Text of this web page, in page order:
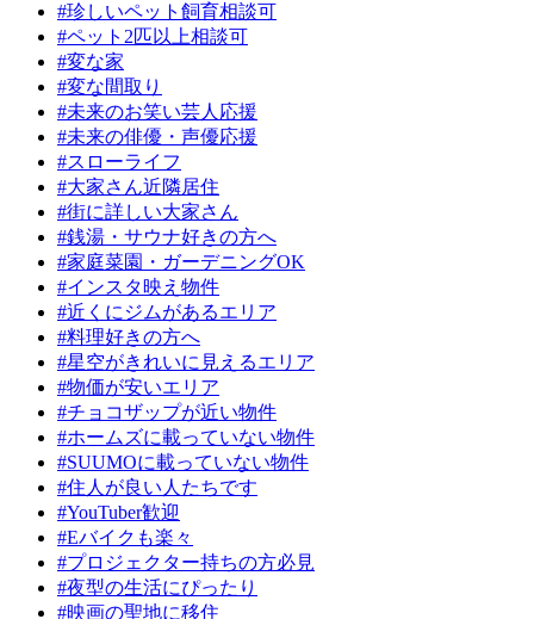
#珍しいペット飼育相談可
#ペット2匹以上相談可
#変な家
#変な間取り
#未来のお笑い芸人応援
#未来の俳優・声優応援
#スローライフ
#大家さん近隣居住
#街に詳しい大家さん
#銭湯・サウナ好きの方へ
#家庭菜園・ガーデニングOK
#インスタ映え物件
#近くにジムがあるエリア
#料理好きの方へ
#星空がきれいに見えるエリア
#物価が安いエリア
#チョコザップが近い物件
#ホームズに載っていない物件
#SUUMOに載っていない物件
#住人が良い人たちです
#YouTuber歓迎
#Eバイクも楽々
#プロジェクター持ちの方必見
#夜型の生活にぴったり
#映画の聖地に移住